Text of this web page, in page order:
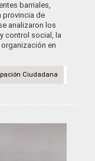
barriales,
provincia de
analizaron los
control social, la
en
Ciudadana